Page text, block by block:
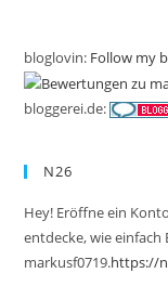
bloglovin: Follow my
bloggerei.de:
N26
Hey! Eröffne ein
entdecke, wie einfach
markusf0719.https://